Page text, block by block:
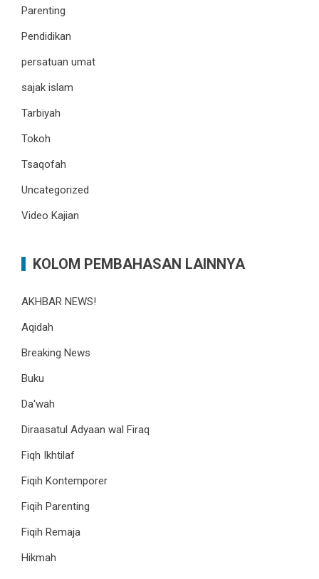
Parenting
Pendidikan
persatuan umat
sajak islam
Tarbiyah
Tokoh
Tsaqofah
Uncategorized
Video Kajian
KOLOM PEMBAHASAN LAINNYA
AKHBAR NEWS!
Aqidah
Breaking News
Buku
Da'wah
Diraasatul Adyaan wal Firaq
Fiqh Ikhtilaf
Fiqih Kontemporer
Fiqih Parenting
Fiqih Remaja
Hikmah